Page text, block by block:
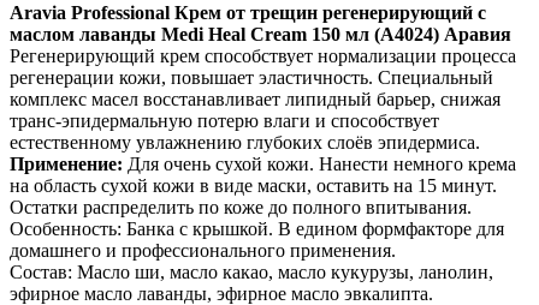
Aravia Professional Крем от трещин регенерирующий с
маслом лаванды Medi Heal Cream 150 мл (А4024) Аравия
Регенерирующий крем способствует нормализации процесса
регенерации кожи, повышает эластичность. Специальный
комплекс масел восстанавливает липидный барьер, снижая
транс-эпидермальную потерю влаги и способствует
естественному увлажнению глубоких слоёв эпидермиса.
Применение: Для очень сухой кожи. Нанести немного крема
на область сухой кожи в виде маски, оставить на 15 минут.
Остатки распределить по коже до полного впитывания.
Особенность: Банка с крышкой. В едином формфакторе для
домашнего и профессионального применения.
Состав: Масло ши, масло какао, масло кукурузы, ланолин,
эфирное масло лаванды, эфирное масло эвкалипта.